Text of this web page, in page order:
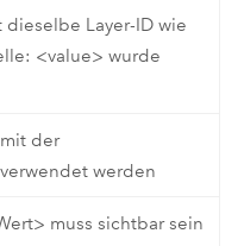
Layer-ID wie
<value> wurde
der
werden
muss sichtbar sein